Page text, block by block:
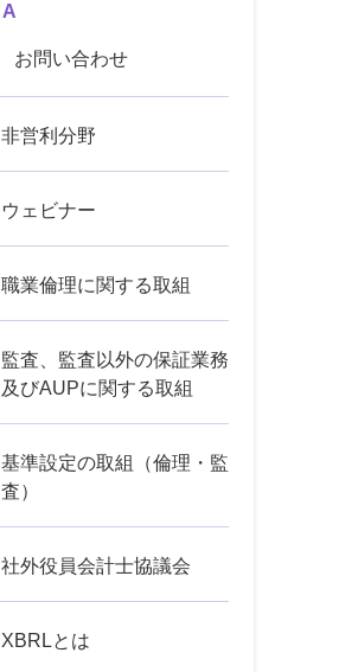
A
お問い合わせ
非営利分野
ウェビナー
職業倫理に関する取組
監査、監査以外の保証業務
及びAUPに関する取組
基準設定の取組（倫理・監
査）
社外役員会計士協議会
XBRLとは